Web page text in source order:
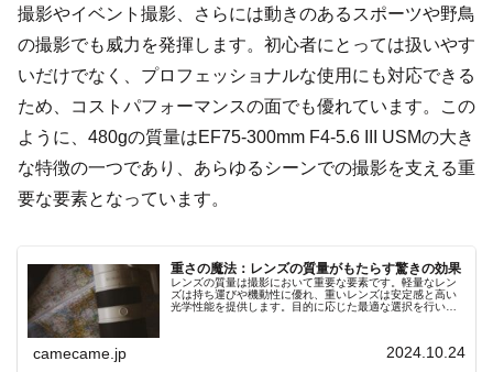
撮影やイベント撮影、さらには動きのあるスポーツや野鳥
の撮影でも威力を発揮します。初心者にとっては扱いやす
いだけでなく、プロフェッショナルな使用にも対応できる
ため、コストパフォーマンスの面でも優れています。この
ように、480gの質量はEF75-300mm F4-5.6 III USMの大き
な特徴の一つであり、あらゆるシーンでの撮影を支える重
要な要素となっています。
重さの魔法：レンズの質量がもたらす驚きの効果
レンズの質量は撮影において重要な要素です。軽量なレン
ズは持ち運びや機動性に優れ、重いレンズは安定感と高い
光学性能を提供します。目的に応じた最適な選択を行い、
camecame.jp 2024.10.24